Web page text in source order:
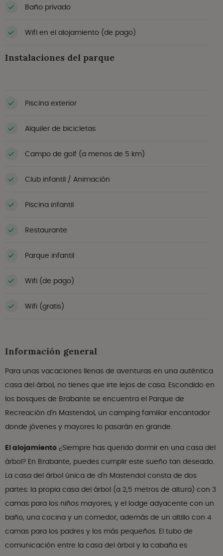
Baño privado
Wifi en el alojamiento (de pago)
Instalaciones del parque
Piscina exterior
Alquiler de bicicletas
Campo de golf (a menos de 5 km)
Club infantil / Animación
Piscina infantil
Restaurante
Parque infantil
Wifi (de pago)
Wifi (gratis)
Información general
Para unas vacaciones llenas de aventuras en una auténtica
casa del árbol, no tienes que irte lejos de casa. Escondido en
los bosques de Brabante se encuentra el Parque de
Recreación d'n Mastendol, un camping familiar encantador
donde jóvenes y mayores lo pasarán en grande.
El alojamiento ¿Siempre has querido dormir en una casa del
árbol? En Brabante, puedes cumplir este sueño tan deseado.
La casa del árbol única de d'n Mastendol consta de dos
partes: la propia casa del árbol (a 2,5 metros de altura) con 3
camas para los niños mayores, y el lodge adyacente con un
baño, una cocina y un comedor, además de un altillo con 4
camas para los padres y los más pequeños. El tubo de
comunicación entre la casa del árbol y la cabaña es